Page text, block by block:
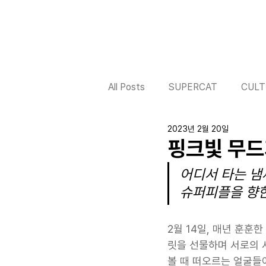
All Posts SUPERCAT
핑크빛 무
2023년 2월 20일
어디서 타는
슈퍼피플을 향
2월 14일, 매년 훈훈
릿을 선물하며 서로의
볼 때 떠오르는 얼굴들